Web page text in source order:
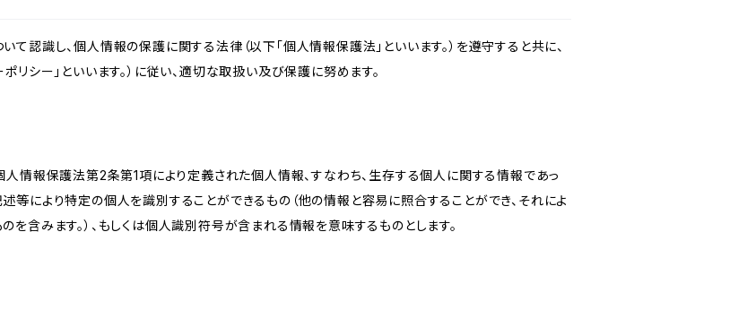
認識し、個人情報の保護に関する法律（以下「個人情報保護法」といいます。）を遵守すると共に、
リシー」といいます。）に従い、適切な取扱い及び保護に努めます。
人情報保護法第2条第1項により定義された個人情報、すなわち、生存する個人に関する情報であっ
等により特定の個人を識別することができるもの（他の情報と容易に照合することができ、それによ
含みます。）、もしくは個人識別符号が含まれる情報を意味するものとします。